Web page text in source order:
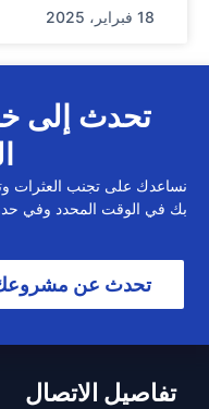
18 فبراير، 2025
تحدث إلى
نساعدك على تجنب العثرات
بك في الوقت المحدد وفي
تحدث عن
تفاصيل الاتصال